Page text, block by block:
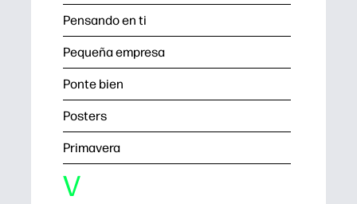
Pensando en ti
Pequeña empresa
Ponte bien
Posters
Primavera
V